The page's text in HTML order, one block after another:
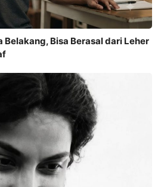
Belakang, Bisa Berasal dari Leher